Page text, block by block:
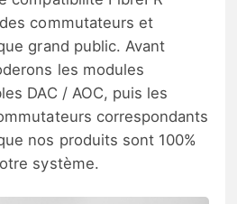
commutateurs et
grand public. Avant
les modules
DAC / AOC, puis les
correspondants
nos produits sont 100%
système.